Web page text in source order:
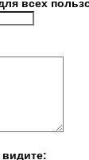
всех